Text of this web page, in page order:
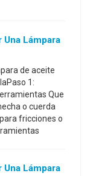
Lámpara
de aceite
1:
Que
o cuerda
fricciones o
Lámpara